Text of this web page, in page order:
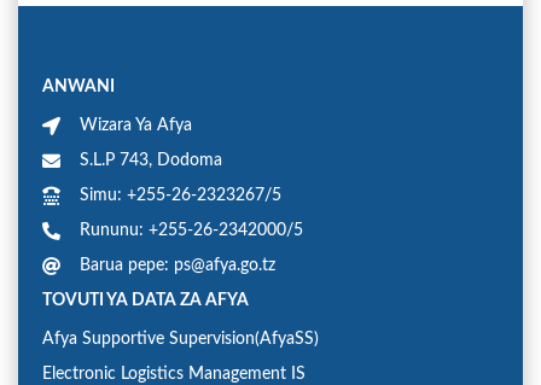
ANWANI
Wizara Ya Afya
S.L.P 743, Dodoma
Simu: +255-26-2323267/5
Rununu: +255-26-2342000/5
Barua pepe: ps@afya.go.tz
TOVUTI YA DATA ZA AFYA
Afya Supportive Supervision(AfyaSS)
Electronic Logistics Management IS